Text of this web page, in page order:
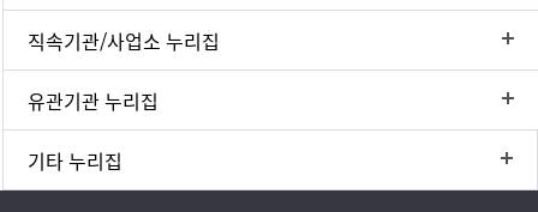
직속기관/사업소 누리집
유관기관 누리집
기타 누리집